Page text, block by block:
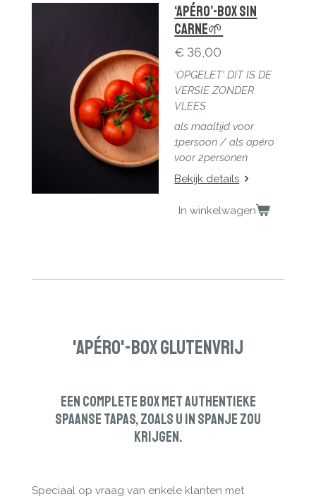
‘Apéro’-Box Sin
Carne🌱
€ 36,00
'OPGELET' DIT IS DE
VERSIE ZONDER
VLEES
als maaltijd voor
1persoon / als apéro
voor 2personen
Bekijk details
In winkelwagen
'Apéro'-Box GlutenVrij
Een complete Box met authentieke
Spaanse tapas, zoals u in Spanje zou
krijgen.
Speciaal op vraag van enkele klanten met